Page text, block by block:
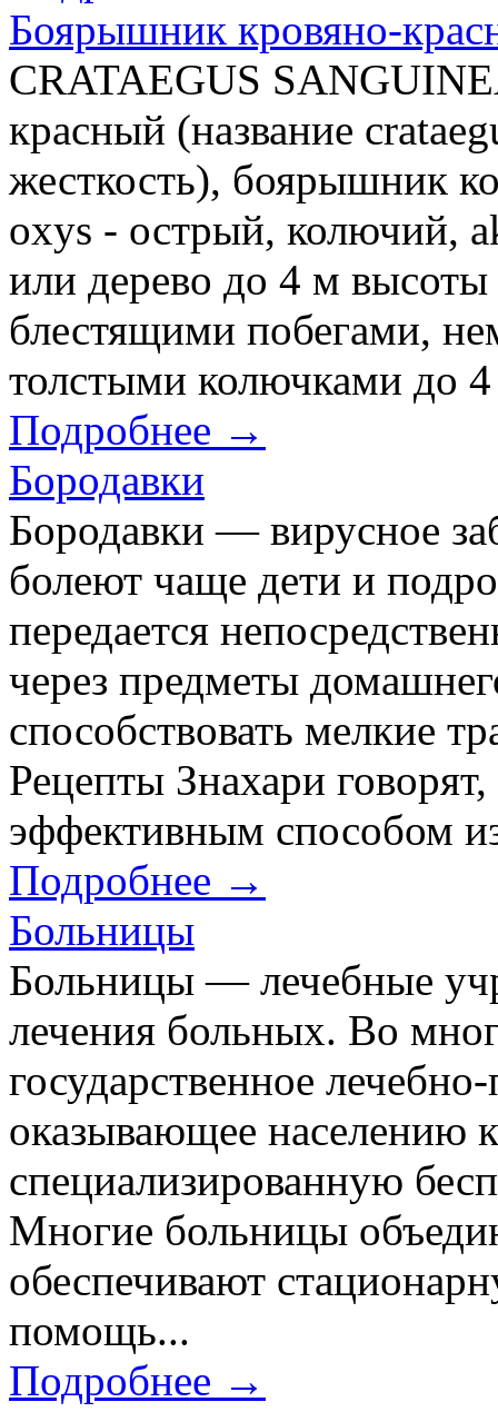
Боярышник кровяно-
CRATAEGUS
красный (название
жесткость), боярышник
oxys - острый, колючий,
или дерево до 4 м
блестящими побегами,
толстыми колючками до
Подробнее →
Бородавки
Бородавки — вирусное
болеют чаще дети и
передается
через предметы
способствовать мелкие
Рецепты Знахари
эффективным способом
Подробнее →
Больницы
Больницы — лечебные
лечения больных. Во
государственное
оказывающее населению
специализированную
Многие больницы
обеспечивают
помощь...
Подробнее →